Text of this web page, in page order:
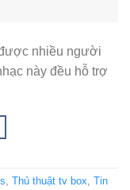
nhiều người
này đều hỗ trợ
, Thủ thuật tv box, Tin